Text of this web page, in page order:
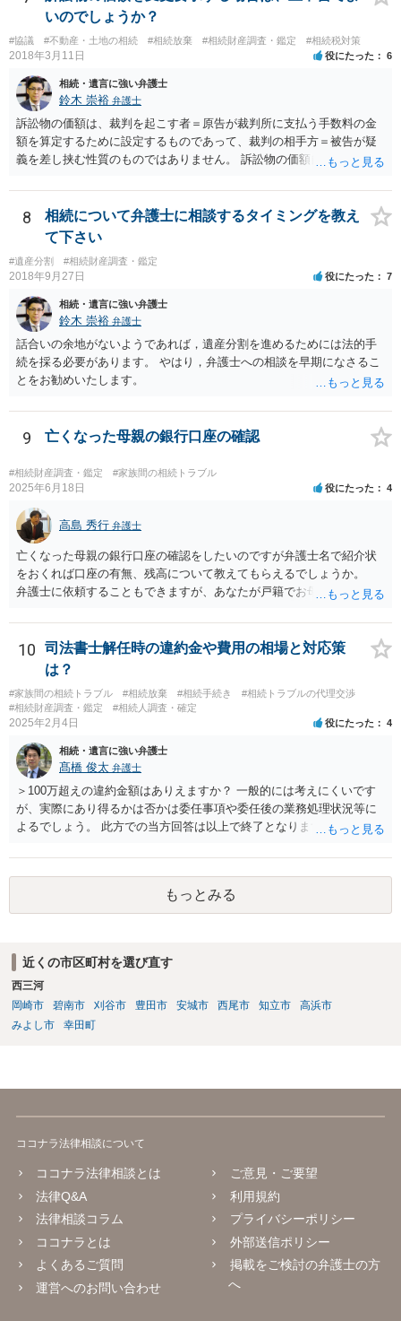
ありません。 なお、私が扱った相続放棄を検討していた案件で、期間
伸長して調査したところ、サラ金に対する過払金など相当な財産が見
つかったため相続したという事例がありました。
いのでしょうか？
#協議 #不動産・土地の相続 #相続放棄 #相続財産調査・鑑定 #相続税対策
2018年3月11日 役にたった 6
相続・遺言に強い弁護士
鈴木 崇裕 弁護士
訴訟物の価額は、裁判を起こす者＝原告が裁判所に支払う手数料の金
額を算定するために設定するものであって、裁判の相手方＝被告が疑
義を差し挟む性質のものではありません。 訴訟物の価額自体が裁判の
したとしても、変更されることはありません。
8
相続について弁護士に相談するタイミングを教え
て下さい
#遺産分割 #相続財産調査・鑑定
2018年9月27日 役にたった 7
相続・遺言に強い弁護士
鈴木 崇裕 弁護士
話合いの余地がないようであれば，遺産分割を進めるためには法的手
続を採る必要があります。 やはり，弁護士への相談を早期になさるこ
とをお勧めいたします。
9 亡くなった母親の銀行口座の確認
#相続財産調査・鑑定 #家族間の相続トラブル
2025年6月18日 役にたった 4
高島 秀行 弁護士
亡くなった母親の銀行口座の確認をしたいのですが弁護士名で紹介状
をおくれば口座の有無、残高について教えてもらえるでしょうか。
弁護士に依頼することもできますが、あなたが戸籍でお母さんの相続
高は教えてくれると思います。 自分ではよくわからないということ
であれば、弁護士に相談し依頼されたら良いと思います。
10
司法書士解任時の違約金や費用の相場と対応策
は？
#家族間の相続トラブル #相続放棄 #相続手続き
#相続トラブルの代理交渉
#相続財産調査・鑑定
#相続人調査・確定
2025年2月4日 役にたった 4
相続・遺言に強い弁護士
髙橋 俊太 弁護士
＞100万超えの違約金額はありえますか？ 一般的には考えにくいです
が、実際にあり得るかは否かは委任事項や委任後の業務処理状況等に
よるでしょう。 此方での当方回答は以上で終了となりますが、参考に
もっとみる
近くの市区町村を選び直す
西三河
岡崎市
碧南市 刈谷市 豊田市 安城市 西尾市 知立市
高浜市
みよし市
幸田町
ココナラ法律相談について
ココナラ法律相談とは
法律Q&A
法律相談コラム
ココナラとは
よくあるご質問
運営へのお問い合わせ
ご意見・ご要望
利用規約
プライバシーポリシー
外部送信ポリシー
掲載をご検討の弁護士の方
へ